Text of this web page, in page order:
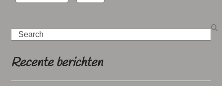
Search
Recente berichten